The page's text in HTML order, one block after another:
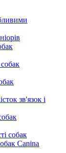
зв'язок і
собак
Canina